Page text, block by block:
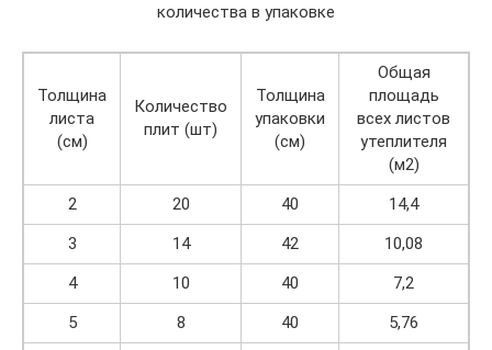
количества в упаковке
Толщина
листа
(см)
Количество
плит (шт)
Толщина
упаковки
(см)
Общая
площадь
всех листов
утеплителя
(м2)
2
20 40
14,4
3
14 42
10,08
4
10 40
7,2
5
8 40
5,76